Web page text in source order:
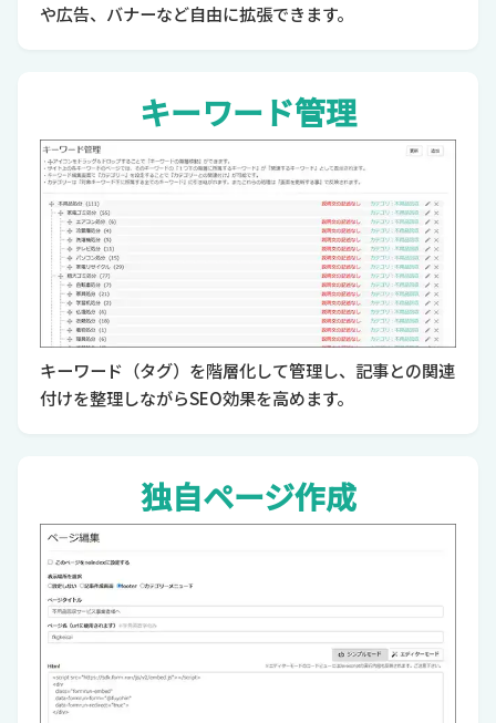
や広告、バナーなど自由に拡張できます。
キーワード管理
キーワード（タグ）を階層化して管理し、記事との関連
付けを整理しながらSEO効果を高めます。
独自ページ作成